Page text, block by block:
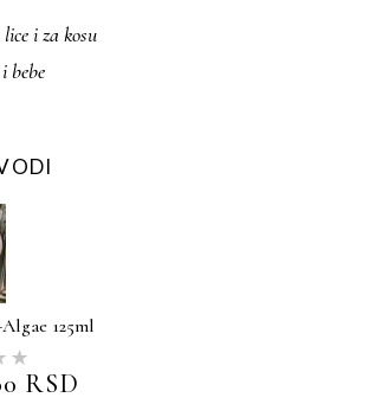
i za kosu
bebe
125ml
RSD